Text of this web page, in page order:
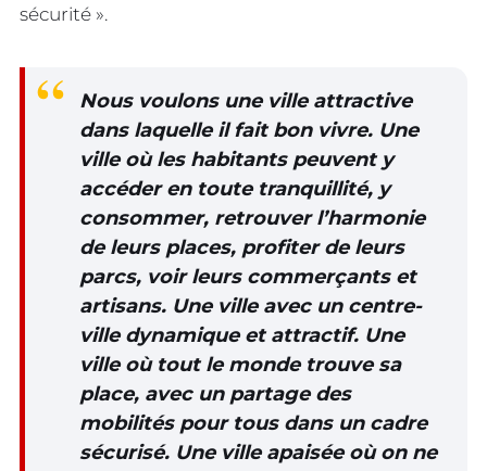
sécurité ».
Nous voulons une ville attractive
dans laquelle il fait bon vivre. Une
ville où les habitants peuvent y
accéder en toute tranquillité, y
consommer, retrouver l’harmonie
de leurs places, profiter de leurs
parcs, voir leurs commerçants et
artisans. Une ville avec un centre-
ville dynamique et attractif. Une
ville où tout le monde trouve sa
place, avec un partage des
mobilités pour tous dans un cadre
sécurisé. Une ville apaisée où on ne